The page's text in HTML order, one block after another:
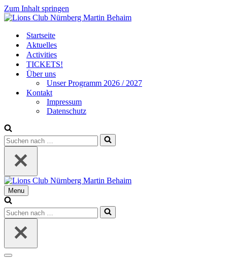
Zum Inhalt springen
Startseite
Aktuelles
Activities
TICKETS!
Über uns
Unser Programm 2026 / 2027
Kontakt
Impressum
Datenschutz
Suchen
nach …
Menu
Navigationsmenü
Suchen
nach …
Navigationsmenü